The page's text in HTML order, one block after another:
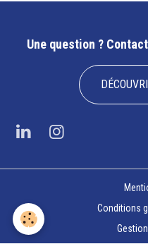
Une question ?
Conditions